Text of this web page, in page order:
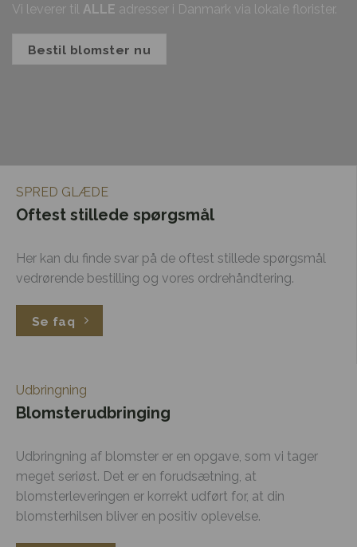
Vi leverer til ALLE adresser i Danmark via lokale florister.
Bestil blomster nu
SPRED GLÆDE
Oftest stillede spørgsmål
Her kan du finde svar på de oftest stillede spørgsmål
vedrørende bestilling og vores ordrehåndtering.
Se faq
Udbringning
Blomsterudbringing
Udbringning af blomster er en opgave, som vi tager
meget seriøst. Det er en forudsætning, at
blomsterleveringen er korrekt udført for, at din
blomsterhilsen bliver en positiv oplevelse.